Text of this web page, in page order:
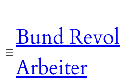
springen
Bund
Arbeiter